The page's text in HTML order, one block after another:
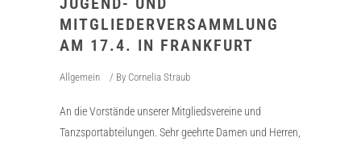
MITGLIEDERVERSAMMLUNG
AM 17.4. IN FRANKFURT
Allgemein By Cornelia Straub
An die Vorstände unserer Mitgliedsvereine und
Tanzsportabteilungen. Sehr geehrte Damen und Herren,